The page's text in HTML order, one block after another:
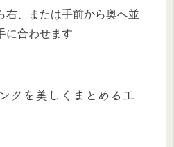
右、または手前から奥へ並
に合わせます
クを美しくまとめる工